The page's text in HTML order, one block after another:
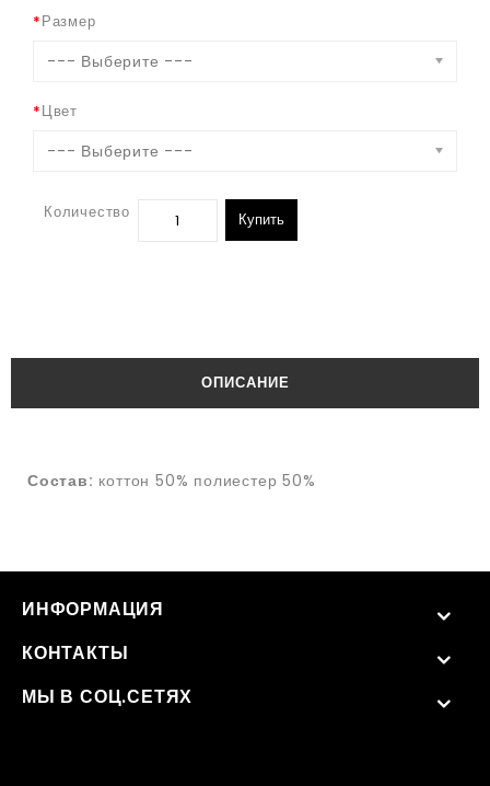
Размер
--- Выберите ---
Цвет
--- Выберите ---
Количество Купить
ОПИСАНИЕ
Состав: коттон 50% полиестер 50%
ИНФОРМАЦИЯ
КОНТАКТЫ
МЫ В СОЦ.СЕТЯХ